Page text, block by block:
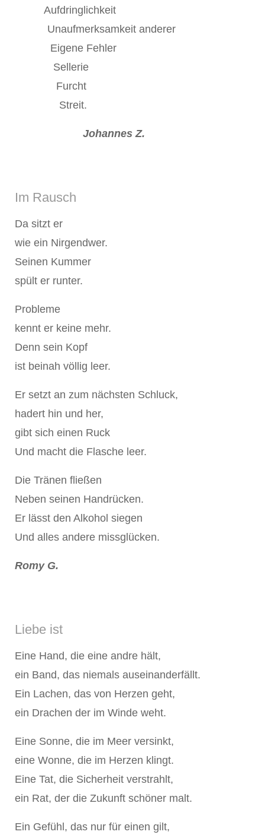
Aufdringlichkeit
Unaufmerksamkeit anderer
Eigene Fehler
Sellerie
Furcht
Streit.
Johannes Z.
Im Rausch
Da sitzt er
wie ein Nirgendwer.
Seinen Kummer
spült er runter.
Probleme
kennt er keine mehr.
Denn sein Kopf
ist beinah völlig leer.
Er setzt an zum nächsten Schluck,
hadert hin und her,
gibt sich einen Ruck
Und macht die Flasche leer.
Die Tränen fließen
Neben seinen Handrücken.
Er lässt den Alkohol siegen
Und alles andere missglücken.
Romy G.
Liebe ist
Eine Hand, die eine andre hält,
ein Band, das niemals auseinanderfällt.
Ein Lachen, das von Herzen geht,
ein Drachen der im Winde weht.
Eine Sonne, die im Meer versinkt,
eine Wonne, die im Herzen klingt.
Eine Tat, die Sicherheit verstrahlt,
ein Rat, der die Zukunft schöner malt.
Ein Gefühl, das nur für einen gilt,